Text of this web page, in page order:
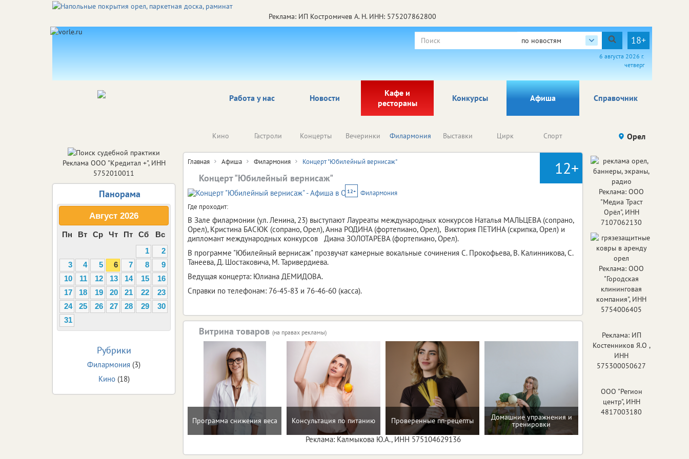
Реклама: ИП Костромичев А. Н. ИНН: 575207862800
по новостям 18+
6 августа 2026 г.
четверг
Работа у нас Новости
Кафе и
рестораны
Афиша Справочник
Конкурсы
Кино Гастроли Концерты Вечеринки Филармония Выставки Цирк Спорт конкурсов
Орел
12+
Главная Афиша Филармония Концерт "Юбилейный вернисаж"
Концерт "Юбилейный вернисаж"
12+
Филармония
Где проходит:
В Зале филармонии (ул. Ленина, 23) выступают Лауреаты международных конкурсов Наталья МАЛЬЦЕВА (сопрано,
Орел), Кристина БАСЮК (сопрано, Орел), Анна РОДИНА (фортепиано, Орел), Виктория ПЕТИНА (скрипка, Орел) и
дипломант международных конкурсов Диана ЗОЛОТАРЕВА (фортепиано, Орел).
В программе "Юбилейный вернисаж" прозвучат камерные вокальные сочинения С. Прокофьева, В. Калинникова, С.
Танеева, Д. Шостаковича, М. Таривердиева.
Ведущая концерта: Юлиана ДЕМИДОВА.
Справки по телефонам: 76-45-83 и 76-46-60 (касса).
Витрина товаров (на правах рекламы)
Программа снижения веса Консультация по питанию Проверенные пп-рецепты Домашние упражнения и
тренировки
Восстановление после
Реклама: Калмыкова Ю.А., ИНН 575104629136
Реклама ООО "Кредитал +", ИНН
5752010011
Панорама
Август 2026
Пн Вт Ср Чт Пт Сб
Вс
1
2
3
4 5 6 7 8
9
10
11 12 13 14 15
16
17
18 19 20 21 22
23
24
25 26 27 28 29
30
31
Рубрики
Филармония (3)
Кино(18)
Реклама: ООО
"Медиа Траст
Орёл", ИНН
7107062130
Реклама: ООО
"Городская
клининговая
компания", ИНН
5754006405
Реклама: ИП
Костенников Я.О ,
ИНН
575300050627
ООО "Регион
центр", ИНН
4817003180